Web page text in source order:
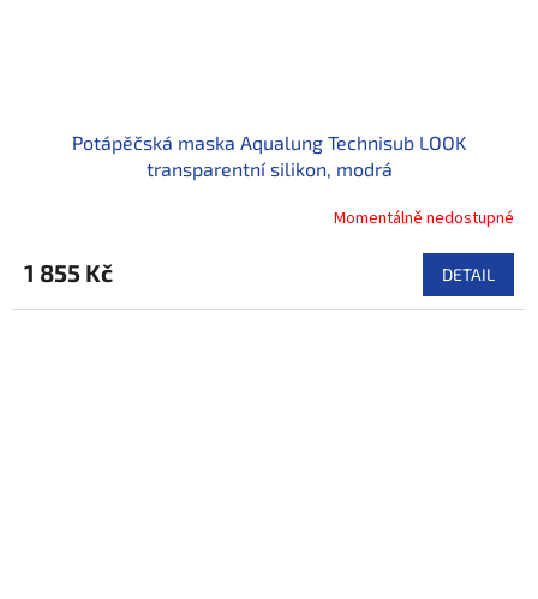
Potápěčská maska Aqualung Technisub LOOK
transparentní silikon, modrá
Momentálně nedostupné
1 855 Kč DETAIL